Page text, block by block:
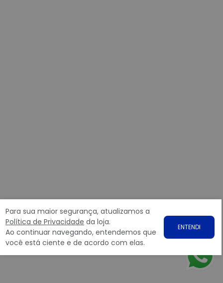
Para sua maior segurança, atualizamos a
Política de Privacidade da loja.
Ao continuar navegando, entendemos que
você está ciente e de acordo com elas.
ENTENDI